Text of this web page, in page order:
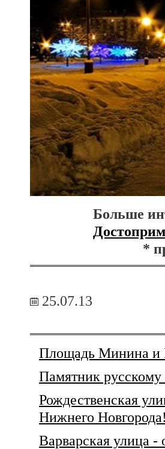
Больше
*
25.07.13
Площадь Минина и
Памятник
Рождественская
Нижнего Новгорода!
Варварская улица -